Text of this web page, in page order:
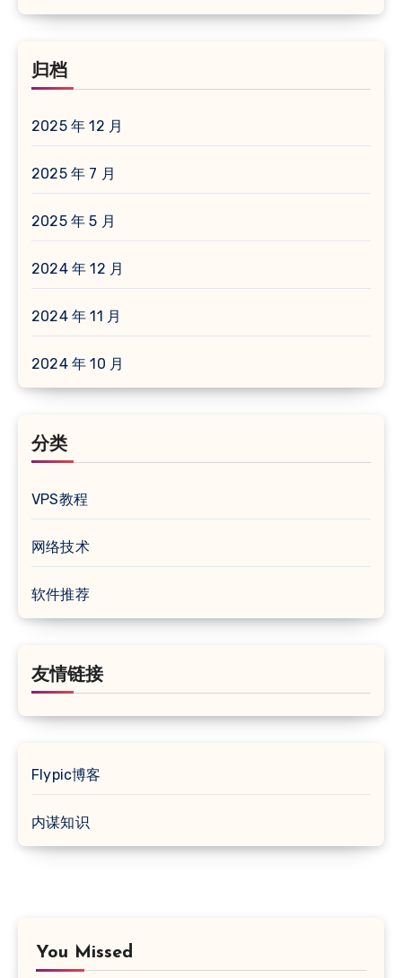
归档
2025 年 12 月
2025 年 7 月
2025 年 5 月
2024 年 12 月
2024 年 11 月
2024 年 10 月
分类
VPS教程
网络技术
软件推荐
友情链接
Flypic博客
内谋知识
You Missed